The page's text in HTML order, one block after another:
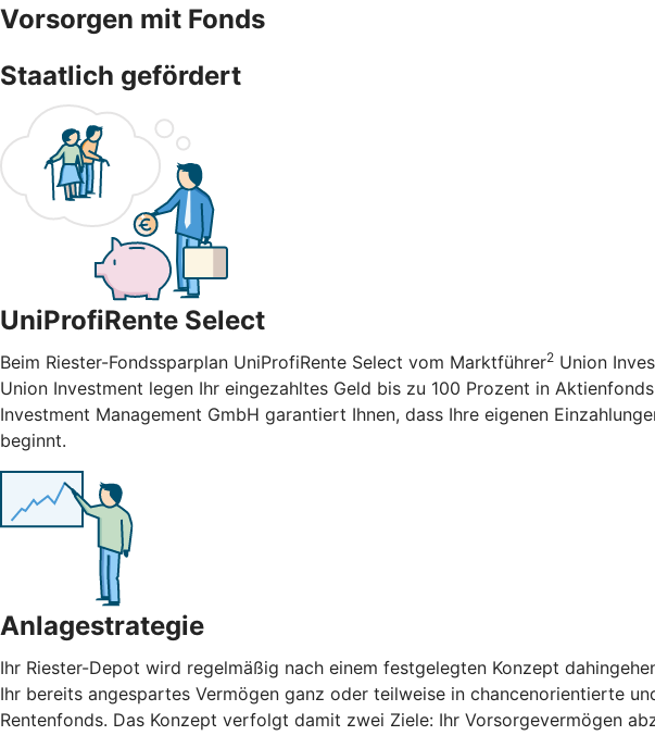
Vorsorgen mit Fonds
Staatlich gefördert
UniProfiRente Select
Beim Riester-Fondssparplan UniProfiRente Select vom Marktführer2 Union
Union Investment legen Ihr eingezahltes Geld bis zu 100 Prozent in
Investment Management GmbH garantiert Ihnen, dass Ihre eigenen
beginnt.
Anlagestrategie
Ihr Riester-Depot wird regelmäßig nach einem festgelegten Konzept
Ihr bereits angespartes Vermögen ganz oder teilweise in chancenorientierte
Rentenfonds. Das Konzept verfolgt damit zwei Ziele: Ihr Vorsorgevermögen